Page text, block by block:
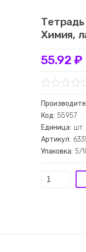
Химия,
55.92 ₽
Код: 55957
Единица: шт.
Артикул:
Упаковка: 5/